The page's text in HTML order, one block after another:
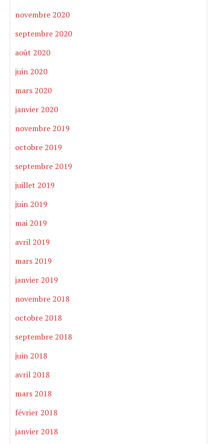
novembre 2020
septembre 2020
août 2020
juin 2020
mars 2020
janvier 2020
novembre 2019
octobre 2019
septembre 2019
juillet 2019
juin 2019
mai 2019
avril 2019
mars 2019
janvier 2019
novembre 2018
octobre 2018
septembre 2018
juin 2018
avril 2018
mars 2018
février 2018
janvier 2018